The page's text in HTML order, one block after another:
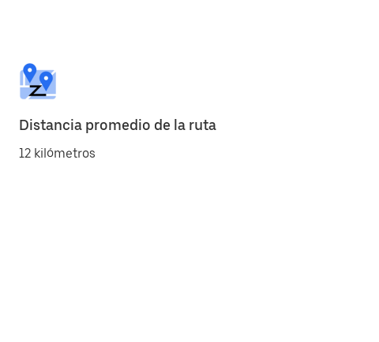
Distancia promedio de la ruta
12 kilómetros